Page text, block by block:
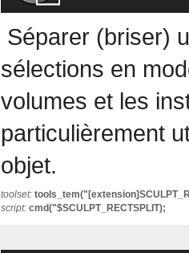
Séparer (briser)
sélections en
volumes et les
particulièrement
objet.
toolset:
script: cmd("$SCULPT_RECTSPLIT);